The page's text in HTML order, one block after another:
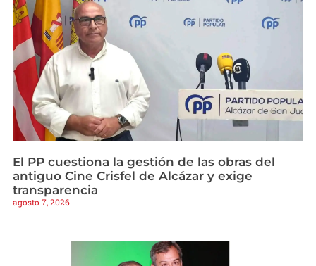
El PP cuestiona la gestión de las obras del
antiguo Cine Crisfel de Alcázar y exige
transparencia
agosto 7, 2026